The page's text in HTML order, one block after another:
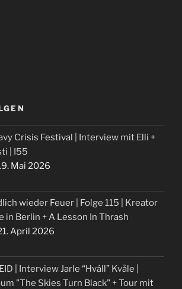
Crisis Festival | Interview mit Elli +
| I55
Mai 2026
wieder Feuer | Folge 115 | Kreator
in Berlin + A Lesson In Thrash
April 2026
| Interview Jarle “Hváll” Kvåle |
"The Skies Turn Black" + Tour mit